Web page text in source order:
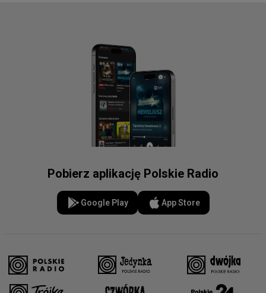
Pobierz aplikację Polskie Radio
Google Play App Store